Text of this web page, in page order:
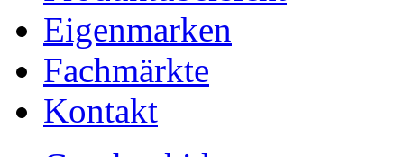
Eigenmarken
Fachmärkte
Kontakt